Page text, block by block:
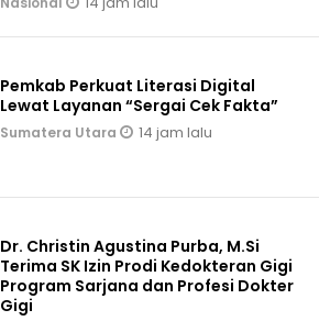
Pemkab Perkuat Literasi Digital
Lewat Layanan “Sergai Cek Fakta”
Sumatera Utara 14 jam lalu
Dr. Christin Agustina Purba, M.Si
Terima SK Izin Prodi Kedokteran Gigi
Program Sarjana dan Profesi Dokter
Gigi